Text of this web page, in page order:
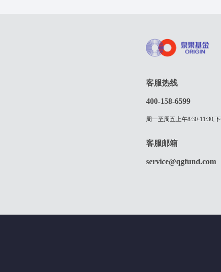
客服热线
400-158-6599
周一至周五上午8:30-11:30,
客服邮箱
service@qgfund.com